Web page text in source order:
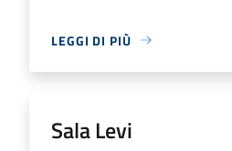
LEGGI DI PIÙ
Sala Levi